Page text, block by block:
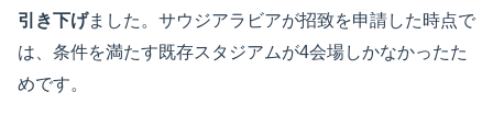
引き下げました。サウジアラビアが招致を申請した時点で
は、条件を満たす既存スタジアムが4会場しかなかったた
めです。